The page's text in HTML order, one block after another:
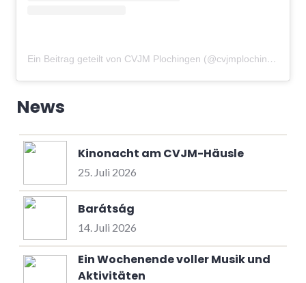
Ein Beitrag geteilt von CVJM Plochingen (@cvjmplochingen)
News
Kinonacht am CVJM-Häusle
25. Juli 2026
Barátság
14. Juli 2026
Ein Wochenende voller Musik und
Aktivitäten